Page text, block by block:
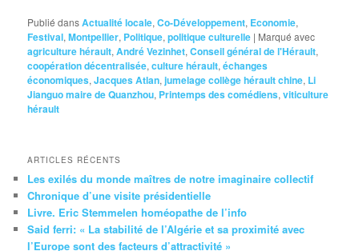
Publié dansActualité locale,Co-Développement, Economie,
Festival,Montpellier, Politique,politique culturelle | Marqué avec
agriculture hérault,André Vezinhet,Conseil général de l'Hérault,
coopération décentralisée,culture hérault,échanges
économiques,Jacques Atlan,jumelage collège hérault chine, Li
Jianguo maire de Quanzhou, Printemps des comédiens,viticulture
hérault
ARTICLES RÉCENTS
Les exilés du monde maîtres de notre imaginaire collectif
Chronique d’une visite présidentielle
Livre. Eric Stemmelen homéopathe de l’info
Said ferri: « La stabilité de l’Algérie et sa proximité avec
l’Europe sont des facteurs d’attractivité »